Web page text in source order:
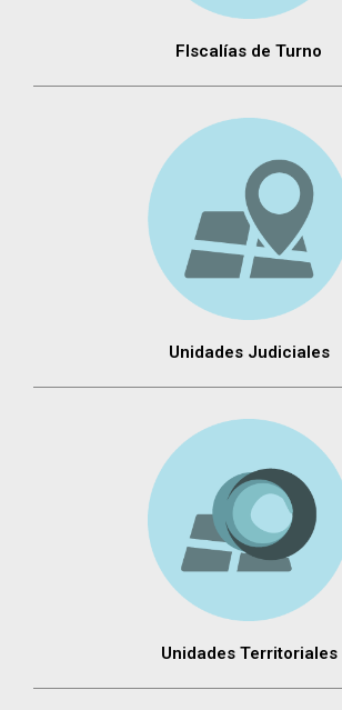
FIscalías de Turno
Unidades Judiciales
Unidades Territoriales